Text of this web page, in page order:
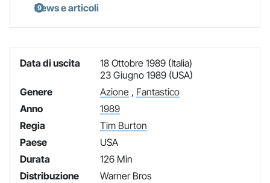
News e articoli
Data di uscita
18 Ottobre 1989 (Italia)
23 Giugno 1989 (USA)
Genere
Azione, Fantastico
Anno
1989
Regia
Tim Burton
Paese
USA
Durata
126 Min
Distribuzione
Warner Bros